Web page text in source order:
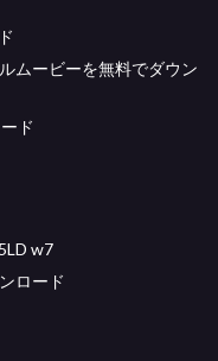
ムービーを無料でダウン
ド
w7
ロード